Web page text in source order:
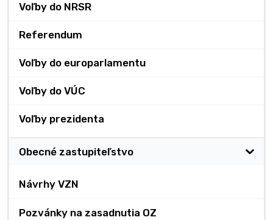
Voľby do NRSR
Referendum
Voľby do europarlamentu
Voľby do VÚC
Voľby prezidenta
Obecné zastupiteľstvo
Návrhy VZN
Pozvánky na zasadnutia OZ